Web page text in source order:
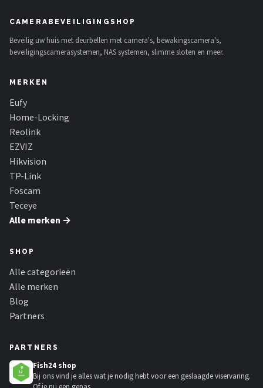
TP-Link
Teceye
Smartwares
ieGeek
CAMERABEVEILIGINGSHOP
Beveilig uw huis met deurbellen met camera's, bewakingscamera's,
beveiligingscamerasystemen, NAS systemen, slimme sloten en meer.
MERKEN
Eufy
Home-Locking
Reolink
EZVIZ
Hikvision
TP-Link
Foscam
Teceye
Alle merken →
SHOP
Alle categorieën
Alle merken
Blog
Partners
PARTNERS
Fish24 shop
Bij ons vind je alles wat je nodig hebt voor een geslaagde viservaring.